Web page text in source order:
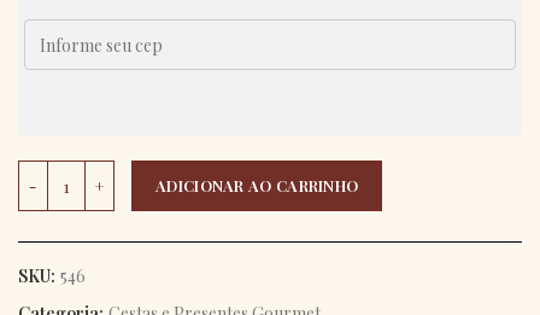
ADICIONAR AO CARRINHO
SKU: 546